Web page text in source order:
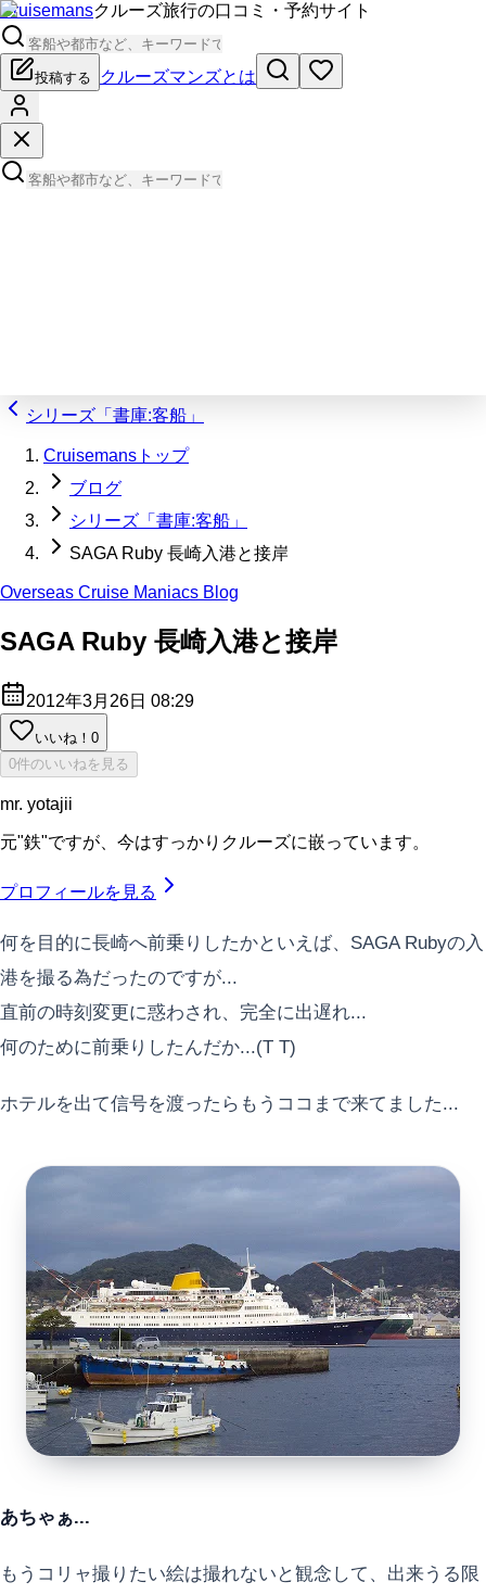
Cruisemansクルーズ旅行の口コミ・予約サイト
投稿する クルーズマンズとは
シリーズ「書庫:客船」
Cruisemansトップ
ブログ
シリーズ「書庫:客船」
SAGA Ruby 長崎入港と接岸
Overseas Cruise Maniacs Blog
SAGA Ruby 長崎入港と接岸
2012年3月26日 08:29
いいね！ 0
0件のいいねを見る
mr. yotajii
元"鉄"ですが、今はすっかりクルーズに嵌っています。
プロフィールを見る
何を目的に長崎へ前乗りしたかといえば、SAGA Rubyの入
港を撮る為だったのですが...
直前の時刻変更に惑わされ、完全に出遅れ...
何のために前乗りしたんだか...(T T)
ホテルを出て信号を渡ったらもうココまで来てました...
あちゃぁ...
もうコリャ撮りたい絵は撮れないと観念して、出来うる限